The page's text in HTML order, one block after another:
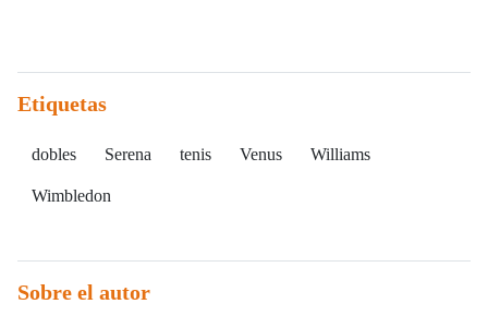
Etiquetas
dobles Serena tenis Venus Williams
Wimbledon
Sobre el autor